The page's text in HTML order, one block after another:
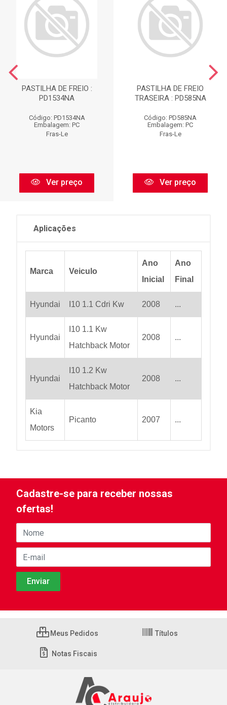
PASTILHA DE FREIO :
PD1534NA
Código: PD1534NA
Embalagem: PC
Fras-Le
Ver preço
PASTILHA DE FREIO
TRASEIRA : PD585NA
Código: PD585NA
Embalagem: PC
Fras-Le
Ver preço
Aplicações
Marca Veiculo
Ano
Inicial
Ano
Final
Hyundai I10 1.1 Cdri Kw 2008 ...
Hyundai
I10 1.1 Kw
Hatchback Motor
2008 ...
Hyundai
I10 1.2 Kw
Hatchback Motor
2008 ...
Kia
Motors
Picanto 2007 ...
Cadastre-se para receber nossas
ofertas!
Meus Pedidos Títulos
Notas Fiscais